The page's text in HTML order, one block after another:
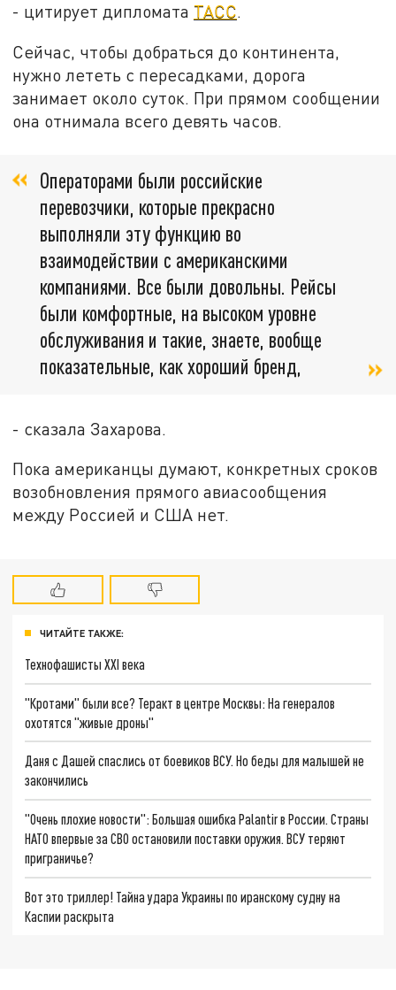
- цитирует дипломата ТАСС.
Сейчас, чтобы добраться до континента,
нужно лететь с пересадками, дорога
занимает около суток. При прямом сообщении
она отнимала всего девять часов.
Операторами были российские
перевозчики, которые прекрасно
выполняли эту функцию во
взаимодействии с американскими
компаниями. Все были довольны. Рейсы
были комфортные, на высоком уровне
обслуживания и такие, знаете, вообще
показательные, как хороший бренд,
- сказала Захарова.
Пока американцы думают, конкретных сроков
возобновления прямого авиасообщения
между Россией и США нет.
ЧИТАЙТЕ ТАКЖЕ:
Технофашисты XXI века
"Кротами" были все? Теракт в центре Москвы: На генералов
охотятся "живые дроны"
Даня с Дашей спаслись от боевиков ВСУ. Но беды для малышей не
закончились
"Очень плохие новости": Большая ошибка Palantir в России. Страны
НАТО впервые за СВО остановили поставки оружия. ВСУ теряют
приграничье?
Вот это триллер! Тайна удара Украины по иранскому судну на
Каспии раскрыта